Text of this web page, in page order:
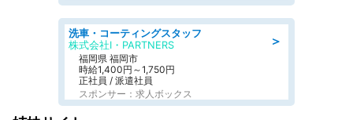
＞
洗車・コーティングスタッフ
株式会社I・PARTNERS
福岡県 福岡市
時給1,400円～1,750円
正社員 / 派遣社員
スポンサー：求人ボックス